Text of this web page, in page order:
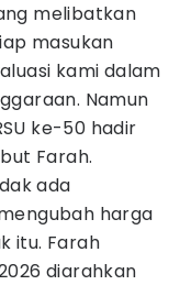
melibatkan
masukan
kami dalam
Namun
ke-50 hadir
Farah.
ada
harga
itu. Farah
diarahkan